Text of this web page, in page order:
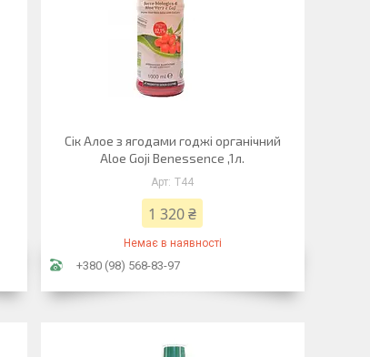
Сік Алое з ягодами годжі органічний
Aloe Goji Benessence ,1л.
T44
1 320 ₴
Немає в наявності
+380 (98) 568-83-97